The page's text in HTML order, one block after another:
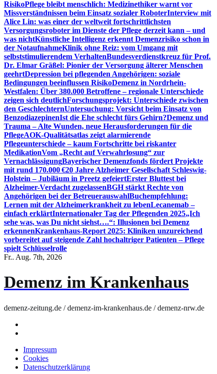
RisikoPflege bleibt menschlich: Medizinethiker warnt vor
Missverständnissen beim Einsatz sozialer RoboterInterview mit
Alice Lin: was einer der weltweit fortschrittlichsten
Versorgungsroboter im Dienste der Pflege derzeit kann – und
was nichtKünstliche Intelligenz erkennt Demenzrisiko schon in
der NotaufnahmeKlinik ohne Reiz: vom Umgang mit
selbststimulierendem VerhaltenBundesverdienstkreuz für Prof.
Dr. Elmar Gräßel: Pionier der Versorgung älterer Menschen
geehrtDepression bei pflegenden Angehörigen: soziale
Bedingungen beeinflussen RisikoDemenz in Nordrhein-
Westfalen: Über 380.000 Betroffene – regionale Unterschiede
zeigen sich deutlichForschungsprojekt: Unterschiede zwischen
den GeschlechternUntersuchung: Vorsicht beim Einsatz von
BenzodiazepinenIst die Ehe schlecht fürs Gehirn?Demenz und
Trauma – Alte Wunden, neue Herausforderungen für die
PflegeAOK-Qualitätsatlas zeigt alarmierende
Pflegeunterschiede – kaum Fortschritte bei riskanter
MedikationVom „Recht auf Verwahrlosung“ zur
VernachlässigungBayerischer Demenzfonds fördert Projekte
mit rund 170.000 €20 Jahre Alzheimer Gesellschaft Schleswig-
Holstein – Jubiläum in Preetz gefeiertErster Bluttest bei
Alzheimer-Verdacht zugelassenBGH stärkt Rechte von
Angehörigen bei der BetreuerauswahlBuchempfehlung:
Lernen mit der Alzheimerkrankheit zu lebenLecanemab –
einfach erklärtInternationaler Tag der Pflegenden 2025„Ich
sehe was, was Du nicht siehst….“: Illusionen bei Demenz
erkennenKrankenhaus-Report 2025: Kliniken unzureichend
vorbereitet auf steigende Zahl hochaltriger Patienten – Pflege
spielt Schlüsselrolle
Fr.. Aug. 7th, 2026
Demenz im Krankenhaus
demenz-zeitung.de / demenz-im-krankenhaus.de / demenz-nrw.de
Impressum
Cookies
Datenschutzerklärung